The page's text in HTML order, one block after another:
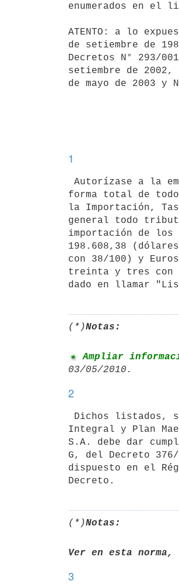
enumerados en el
ATENTO: a lo
de setiembre de
Decretos N° 293/
setiembre de
de mayo de 2003 y
1
forma total de
la Importación,
general todo
importación de los
198.608,38
con 38/100) y
treinta y tres con
dado en llamar
(*)Notas:
Ampliar
2
Integral y Plan
S.A. debe dar
G, del Decreto
dispuesto en el
(*)Notas:
Ver en esta norma,
3